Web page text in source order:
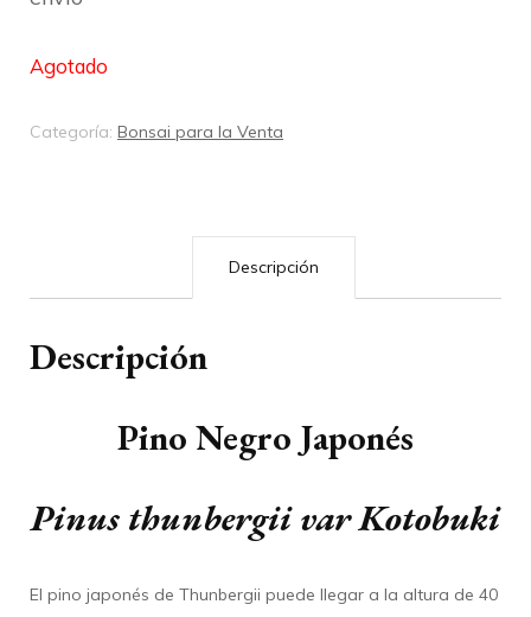
Agotado
Categoría: Bonsai para la Venta
Descripción
Descripción
Pino Negro Japonés
Pinus thunbergii var Kotobuki
El pino japonés de Thunbergii puede llegar a la altura de 40